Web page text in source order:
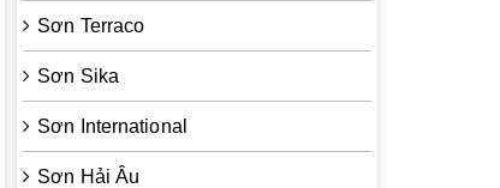
Sơn Terraco
Sơn Sika
Sơn International
Sơn Hải Âu